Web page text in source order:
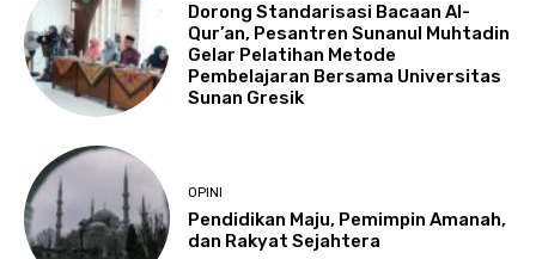
Dorong Standarisasi Bacaan Al-
Qur’an, Pesantren Sunanul Muhtadin
Gelar Pelatihan Metode
Pembelajaran Bersama Universitas
Sunan Gresik
OPINI
Pendidikan Maju, Pemimpin Amanah,
dan Rakyat Sejahtera